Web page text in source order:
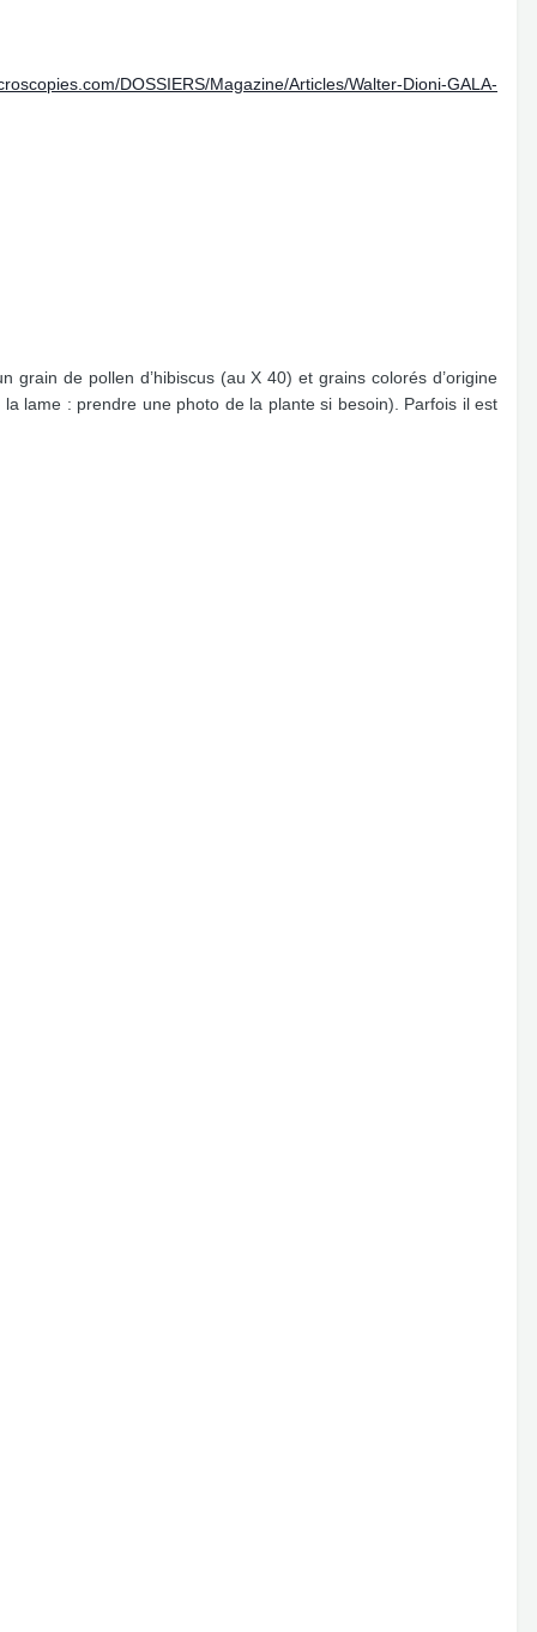
DOSSIERS/Magazine/Articles/Walter-Dioni-GALA-
de pollen d’hibiscus (au X 40) et grains colorés d’origine
lame : prendre une photo de la plante si besoin). Parfois il est